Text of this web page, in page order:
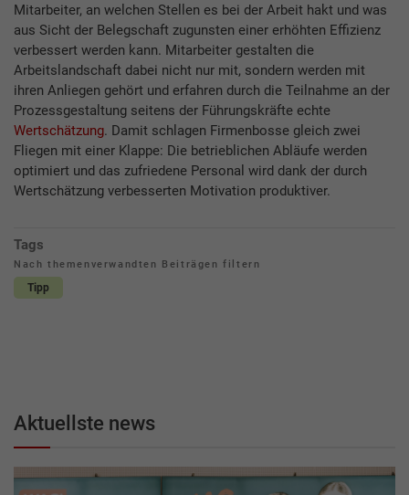
Mitarbeiter, an welchen Stellen es bei der Arbeit hakt und was
aus Sicht der Belegschaft zugunsten einer erhöhten Effizienz
verbessert werden kann. Mitarbeiter gestalten die
Arbeitslandschaft dabei nicht nur mit, sondern werden mit
ihren Anliegen gehört und erfahren durch die Teilnahme an der
Prozessgestaltung seitens der Führungskräfte echte
Wertschätzung. Damit schlagen Firmenbosse gleich zwei
Fliegen mit einer Klappe: Die betrieblichen Abläufe werden
optimiert und das zufriedene Personal wird dank der durch
Wertschätzung verbesserten Motivation produktiver.
Tags
Nach themenverwandten Beiträgen filtern
Tipp
Aktuellste news